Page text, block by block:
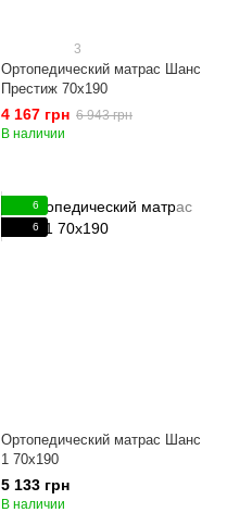
3
Ортопедический матрас Шанс
Престиж 70x190
4 167 грн 6 943 грн
В наличии
6
6
Ортопедический матрас Шанс
1 70x190
5 133 грн
В наличии